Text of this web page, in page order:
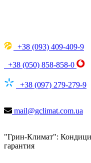
+38 (093) 409-409-9
+38 (050) 858-858-0
+38 (097) 279-279-9
mail@gclimat.com.ua
"Грин-Климат":
гарантия